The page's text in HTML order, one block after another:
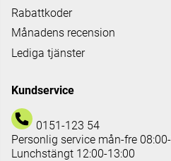
Rabattkoder
Månadens recension
Lediga tjänster
Kundservice
0151-123 54
Personlig service mån-fre
Lunchstängt 12:00-13:00